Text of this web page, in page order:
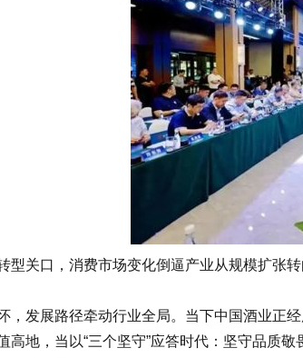
口，消费市场变化倒逼产业从规模扩张转
展路径牵动行业全局。当下中国酒业正经
，当以“三个坚守”应答时代：坚守品质敬